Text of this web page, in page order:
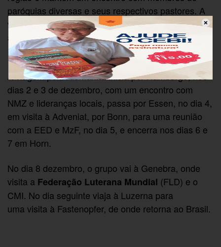
paróquias diversas e seus respectivos pastores. A
visita à Holanda encerra com um contato com
as Irmãs da Divina Providência, em Telegen, no dia
1º de dezembro.
A viagem pela Alemanha inicia por Hamburgo, nos
dias 2 e 3 de dezembro, com um encontro com
NMZ e lideranças locais, passa por Essen, no dia 4,
em visita à Adveniat, por Bonn, para uma reunião
com a EED e MzF, no dia 5, e encerra nos dias 6 e
7 em Horn.
No dia 8 dezembro, o grupo vai à Genebra, onde
visita a Federação Luterana Mundial (FLD) e o
CMI. No dia seguinte viaja à Luzerna para
uma visita à Fastenopfer, de onde retorna ao Brasil.